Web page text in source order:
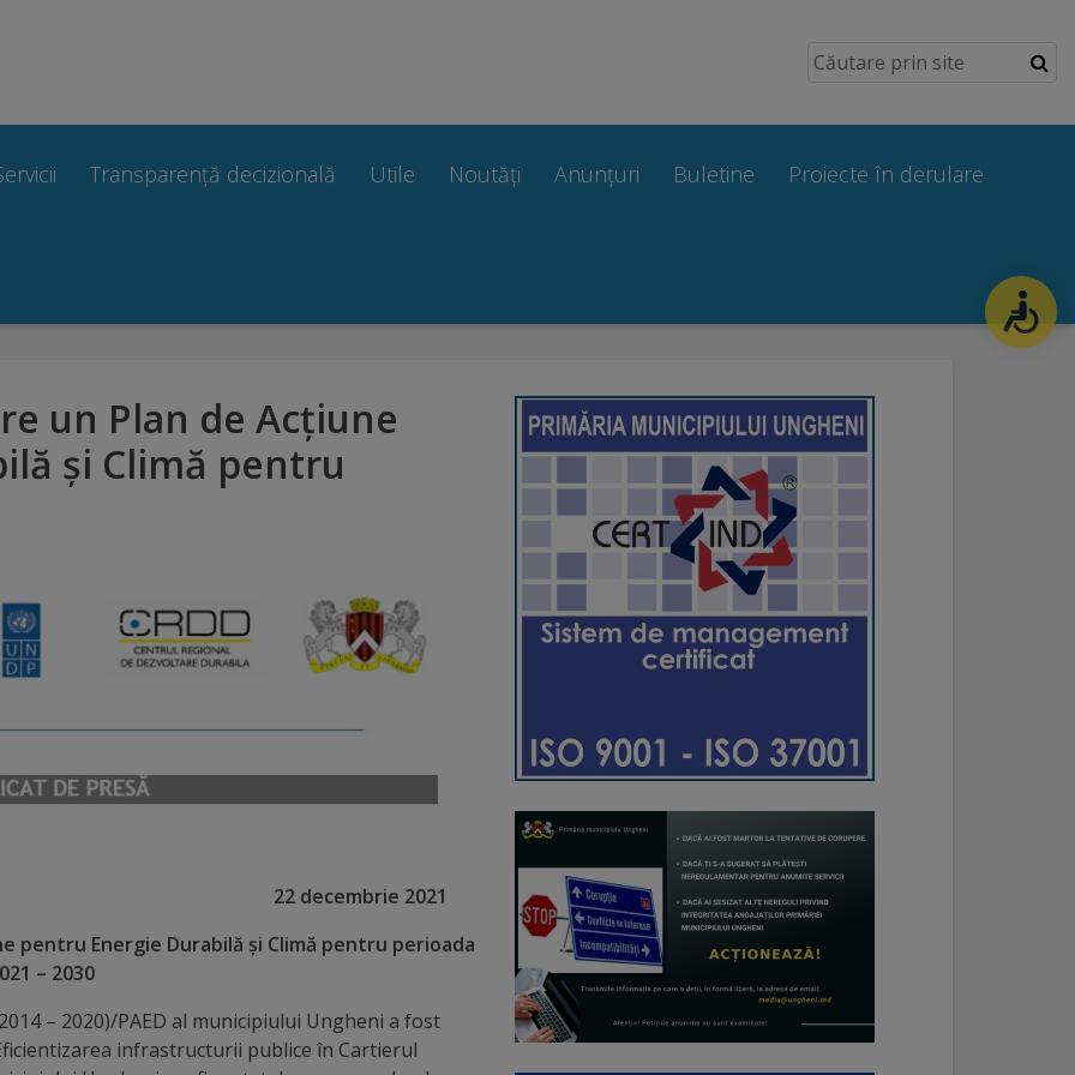
Transparență decizională Utile Noutăți Anunțuri Buletine Proiecte în derulare
un Plan de Acțiune
și Climă pentru
22 decembrie 2021
Energie Durabilă și Climă pentru perioada
– 2030
– 2020)/PAED al municipiului Ungheni a fost
infrastructurii publice în Cartierul